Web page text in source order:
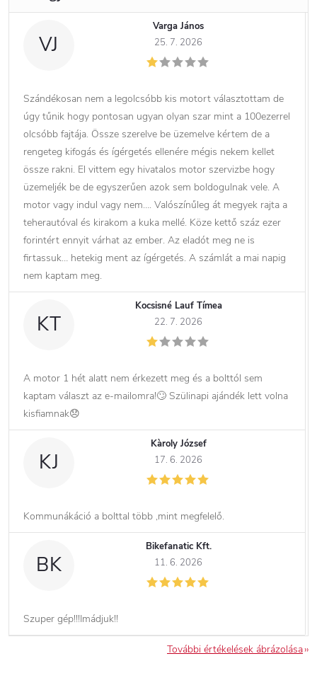
VJ
Varga János
25. 7. 2026
Szándékosan nem a legolcsóbb kis motort választottam de
úgy tűnik hogy pontosan ugyan olyan szar mint a 100ezerrel
olcsóbb fajtája. Össze szerelve be üzemelve kértem de a
rengeteg kifogás és ígérgetés ellenére mégis nekem kellet
össze rakni. El vittem egy hivatalos motor szervizbe hogy
üzemeljék be de egyszerűen azok sem boldogulnak vele. A
motor vagy indul vagy nem…. Valószínűleg át megyek rajta a
teherautóval és kirakom a kuka mellé. Köze kettő száz ezer
forintért ennyit várhat az ember. Az eladót meg ne is
firtassuk… hetekig ment az ígérgetés. A számlát a mai napig
nem kaptam meg.
KT
Kocsisné Lauf Tímea
22. 7. 2026
A motor 1 hét alatt nem érkezett meg és a bolttól sem
kaptam választ az e-mailomra!🙄 Szülinapi ajándék lett volna
kisfiamnak😞
KJ
Kàroly József
17. 6. 2026
Kommunákáció a bolttal több ,mint megfelelő.
BK
Bikefanatic Kft.
11. 6. 2026
Szuper gép!!!Imádjuk!!
További értékelések ábrázolása